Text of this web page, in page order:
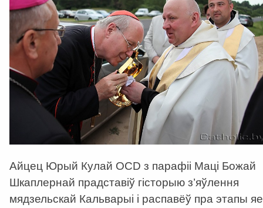
Айцец Юрый Кулай OCD з парафіі Маці Божай
Шкаплернай прадставіў гісторыю з’яўлення
мядзельскай Кальварыі і распавёў пра этапы яе